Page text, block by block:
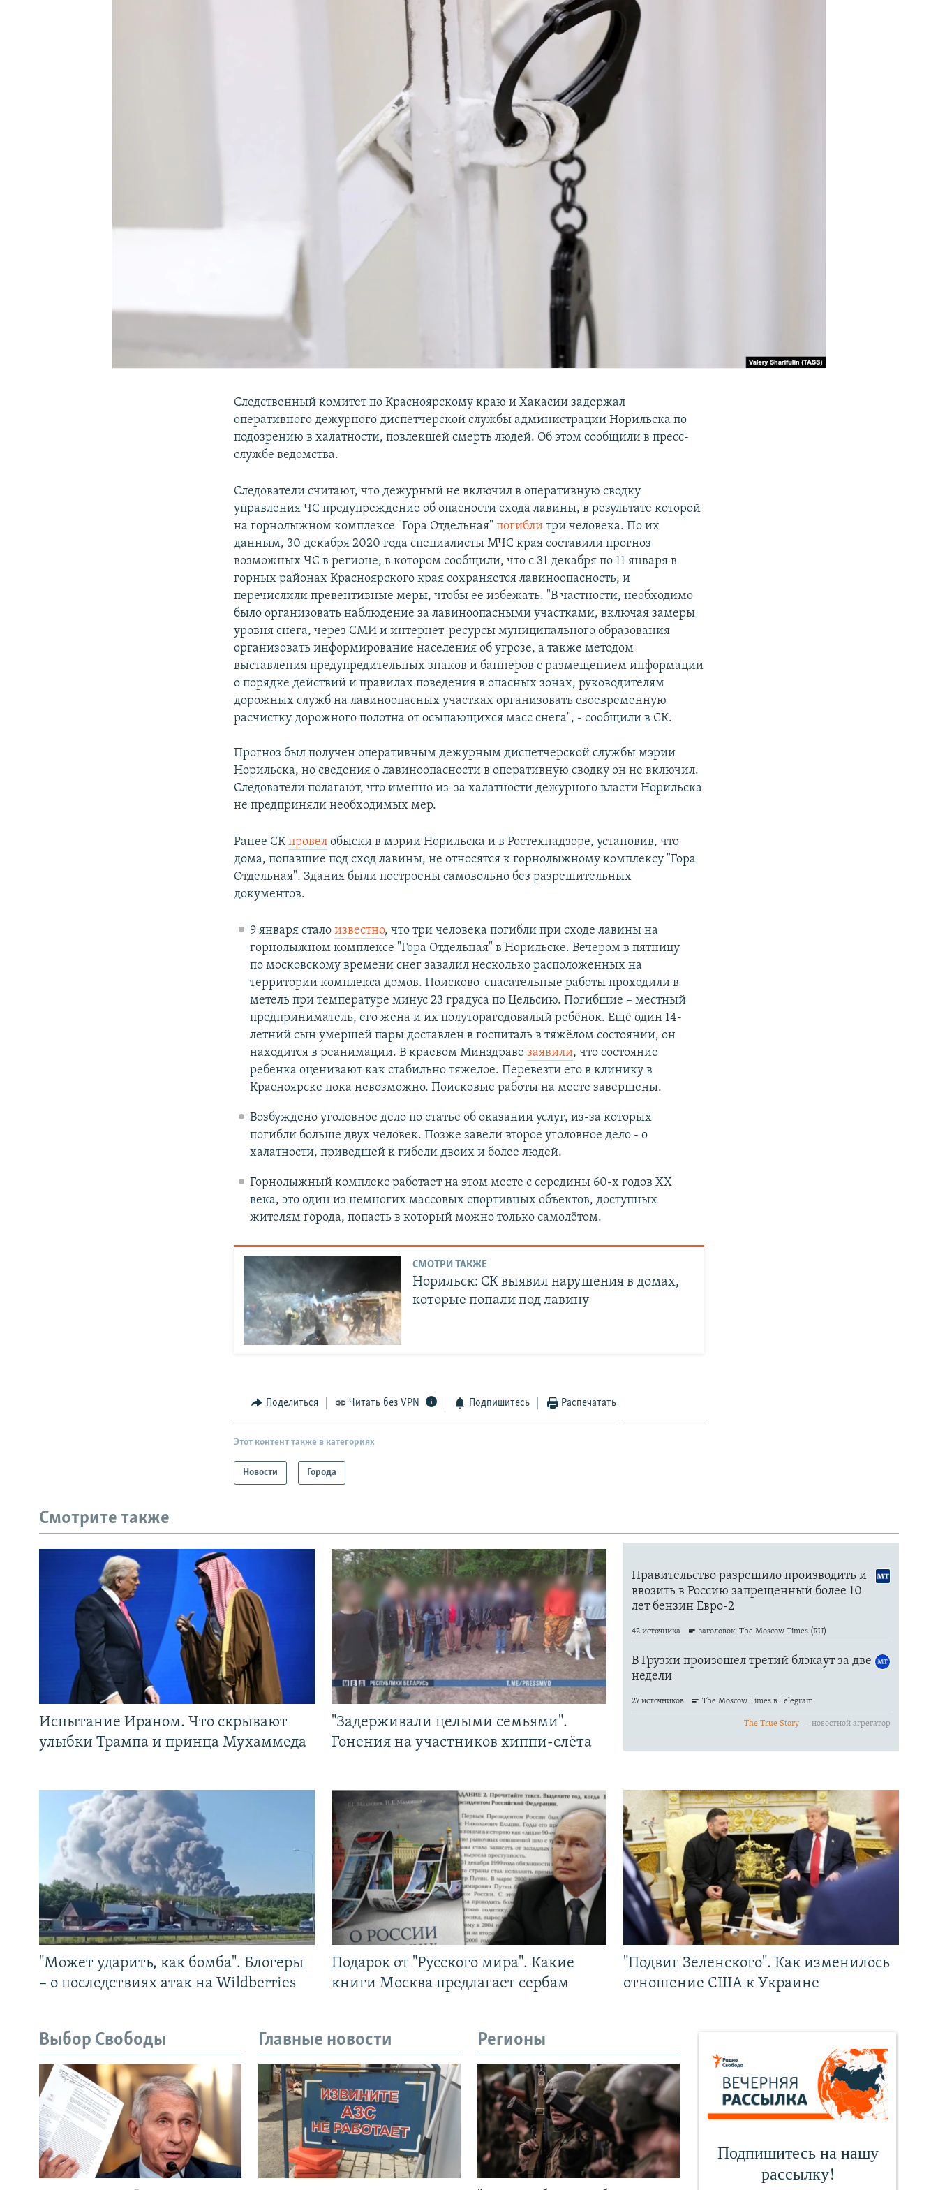
Следственный комитет по Красноярскому краю и Хакасии задержал
оперативного дежурного диспетчерской службы администрации Норильска по
подозрению в халатности, повлекшей смерть людей. Об этом сообщили в пресс-
службе ведомства.
Следователи считают, что дежурный не включил в оперативную сводку
управления ЧС предупреждение об опасности схода лавины, в результате которой
на горнолыжном комплексе "Гора Отдельная"погибли три человека. По их
данным, 30 декабря 2020 года специалисты МЧС края составили прогноз
возможных ЧС в регионе, в котором сообщили, что с 31 декабря по 11 января в
горных районах Красноярского края сохраняется лавиноопасность, и
перечислили превентивные меры, чтобы ее избежать. "В частности, необходимо
было организовать наблюдение за лавиноопасными участками, включая замеры
уровня снега, через СМИ и интернет-ресурсы муниципального образования
организовать информирование населения об угрозе, а также методом
выставления предупредительных знаков и баннеров с размещением информации
о порядке действий и правилах поведения в опасных зонах, руководителям
дорожных служб на лавиноопасных участках организовать своевременную
расчистку дорожного полотна от осыпающихся масс снега", - сообщили в СК.
Прогноз был получен оперативным дежурным диспетчерской службы мэрии
Норильска, но сведения о лавиноопасности в оперативную сводку он не включил.
Следователи полагают, что именно из-за халатности дежурного власти Норильска
не предприняли необходимых мер.
Ранее СКпровел обыски в мэрии Норильска и в Ростехнадзоре, установив, что
дома, попавшие под сход лавины, не относятся к горнолыжному комплексу "Гора
Отдельная". Здания были построены самовольно без разрешительных
документов.
9 января стало известно, что три человека погибли при сходе лавины на
горнолыжном комплексе "Гора Отдельная" в Норильске. Вечером в пятницу
по московскому времени снег завалил несколько расположенных на
территории комплекса домов. Поисково-спасательные работы проходили в
метель при температуре минус 23 градуса по Цельсию. Погибшие – местный
предприниматель, его жена и их полуторагодовалый ребёнок. Ещё один 14-
летний сын умершей пары доставлен в госпиталь в тяжёлом состоянии, он
находится в реанимации. В краевом Минздраве заявили, что состояние
ребенка оценивают как стабильно тяжелое. Перевезти его в клинику в
Красноярске пока невозможно. Поисковые работы на месте завершены.
Возбуждено уголовное дело по статье об оказании услуг, из-за которых
погибли больше двух человек. Позже завели второе уголовное дело - о
халатности, приведшей к гибели двоих и более людей.
Горнолыжный комплекс работает на этом месте с середины 60-х годов XX
века, это один из немногих массовых спортивных объектов, доступных
жителям города, попасть в который можно только самолётом.
СМОТРИ ТАКЖЕ
Норильск: СК выявил нарушения в домах,
которые попали под лавину
Поделиться Читать без VPN Подпишитесь Распечатать
Этот контент также в категориях
Новости Города
Смотрите также
Испытание Ираном. Что скрывают
улыбки Трампа и принца Мухаммеда
"Задерживали целыми семьями".
Гонения на участников хиппи-слёта
"Может ударить, как бомба". Блогеры
– о последствиях атак на Wildberries
Подарок от "Русского мира". Какие
книги Москва предлагает сербам
"Подвиг Зеленского". Как изменилось
отношение США к Украине
Выбор Свободы Главные новости Регионы